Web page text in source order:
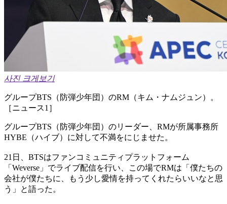
사진 크게보기
グループBTS（防弾少年団）のRM（キム・ナムジュン）。
［ニュース1］
グループBTS（防弾少年団）のリーダー、RMが所属事務所
HYBE（ハイブ）に対して不満をにじませた。
21日、BTSはファンコミュニティプラットフォーム
「Weverse」でライブ配信を行い、この場でRMは「僕たちの
会社が僕たちに、もう少し愛情を持ってくれたらいいなと思
う」と語った。